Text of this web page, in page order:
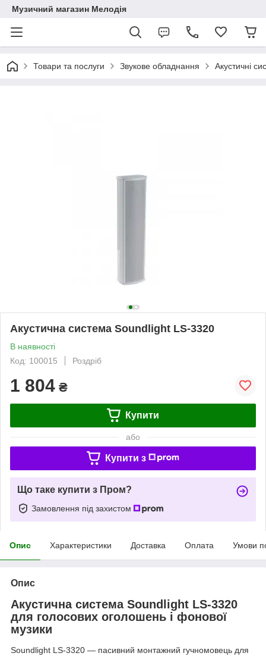
Музичний магазин Мелодія
Товари та послуги Звукове обладнання Акустичні
Акустична система Soundlight LS-3320
В наявності
Код: 100015
Роздріб
1 804 ₴
Купити
або
Купити з
Що таке купити з Пром?
Замовлення під захистом
Опис Характеристики Доставка Оплата Умови
Опис
Акустична система Soundlight LS-3320
для голосових оголошень і фонової
музики
Soundlight LS-3320 — пасивний монтажний гучномовець для